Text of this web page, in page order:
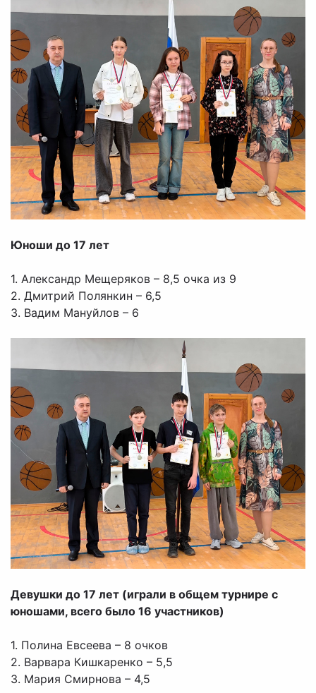
Юноши до 17 лет
1. Александр Мещеряков – 8,5 очка из 9
2. Дмитрий Полянкин – 6,5
3. Вадим Мануйлов – 6
Девушки до 17 лет (играли в общем турнире с
юношами, всего было 16 участников)
1. Полина Евсеева – 8 очков
2. Варвара Кишкаренко – 5,5
3. Мария Смирнова – 4,5